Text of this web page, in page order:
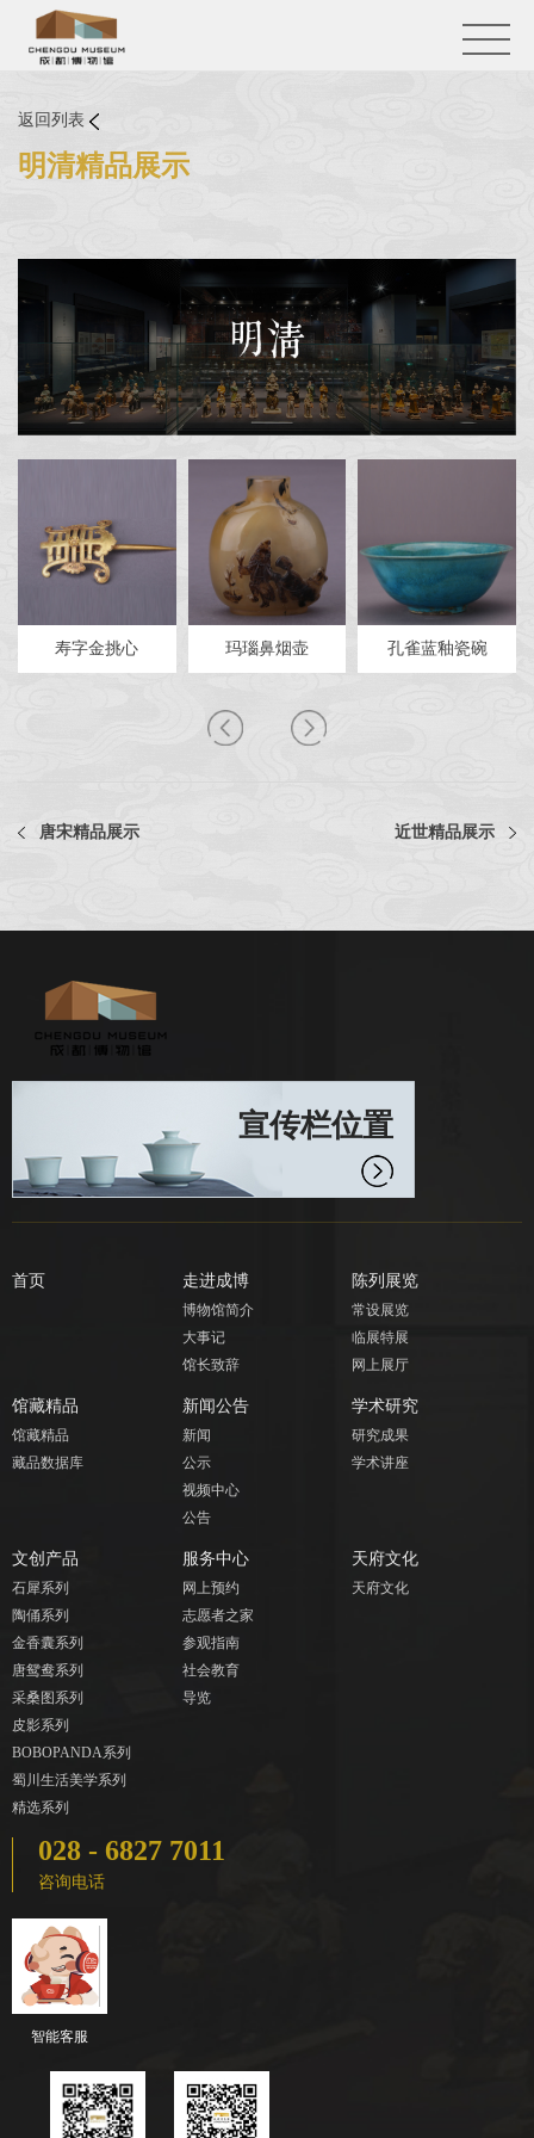
返回列表
明清精品展示
寿字金挑心 玛瑙鼻烟壶 孔雀蓝釉瓷碗
唐宋精品展示 近世精品展示
宣传栏位置
首页 走进成博
博物馆简介
大事记
馆长致辞
陈列展览
常设展览
临展特展
网上展厅
馆藏精品
馆藏精品
藏品数据库
新闻公告
新闻
公示
视频中心
公告
学术研究
研究成果
学术讲座
文创产品
石犀系列
陶俑系列
金香囊系列
唐鸳鸯系列
采桑图系列
皮影系列
BOBOPANDA系列
蜀川生活美学系列
精选系列
服务中心
网上预约
志愿者之家
参观指南
社会教育
导览
天府文化
天府文化
028 - 6827 7011
咨询电话
智能客服